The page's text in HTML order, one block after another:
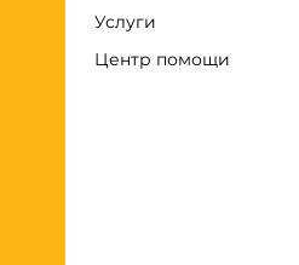
Услуги
Центр помощи